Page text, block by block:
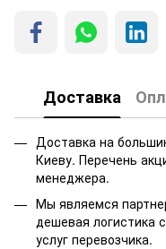
Доставка
Доставка на
Киеву. Перечень
менеджера.
Мы являемся
дешевая логистика
услуг перевозчика.